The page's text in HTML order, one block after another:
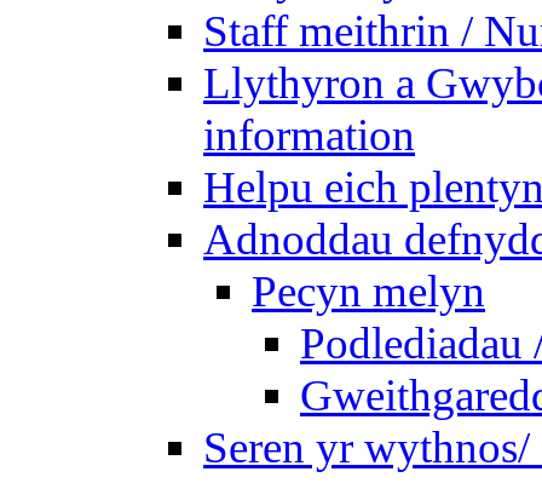
Staff meithrin /
Llythyron a
information
Helpu eich
Adnoddau
Pecyn melyn
Podlediadau
Seren yr